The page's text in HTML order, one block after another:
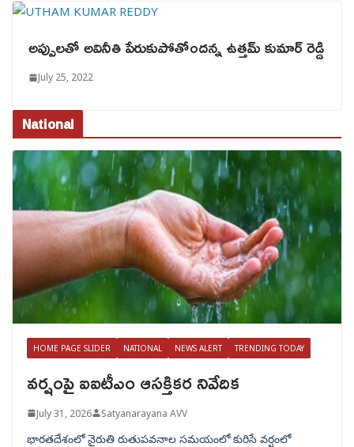
అప్పులతో అవినీతి పేరుకుపోతోందన్న ఉత్తమ్ కుమార్ రెడ్డి
July 25, 2022
National
HOME PAGE SLIDER NATIONAL NEWS ALERT TRENDING TODAY
వర్షంపై ఐఐటీఎం ఆసక్తికర నివేదిక
July 31, 2026 Satyanarayana AVV
భారతదేశంలో నైరుతి రుతుపవనాల సమయంలో కురిసే వర్షంలో